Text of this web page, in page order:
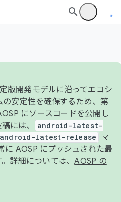
版開発モデルに沿ってエコシ
の安定性を確保するため、第
にソースコードを公開し
には、
android-latest-
android-latest-release
マ
に AOSP にプッシュされた最
詳細については、AOSP の